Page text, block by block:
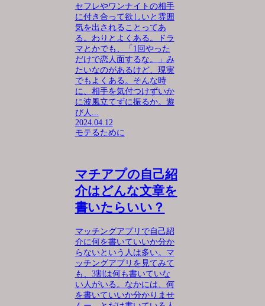
セフレやワンナイトの相手
に付き合って欲しいと雰囲
気を出されることってあ
る。わりとよくある。ドラ
マとかでも、「1回やった
だけで恋人面するな。」み
たいなのがあるけど、現実
でもよくある。そんな時
に、相手を気付つけずいか
に波風立てずに振るか。遊
び人...
2024.04.12
モテるために
マチアプの自己紹
介はどんな文章を
書いたらいい？
マッチングアプリで自己紹
介に何を書いていいか分か
らないという人は多い。マ
ッチングアプリを見てみて
も、3割は何も書いていな
い人がいる。なかには、何
を書いていいか分かりませ